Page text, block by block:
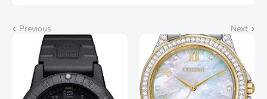
Previous Next